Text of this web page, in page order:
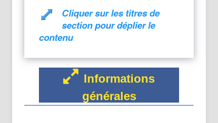
Cliquer sur les titres de
section pour déplier le
contenu
Informations
générales